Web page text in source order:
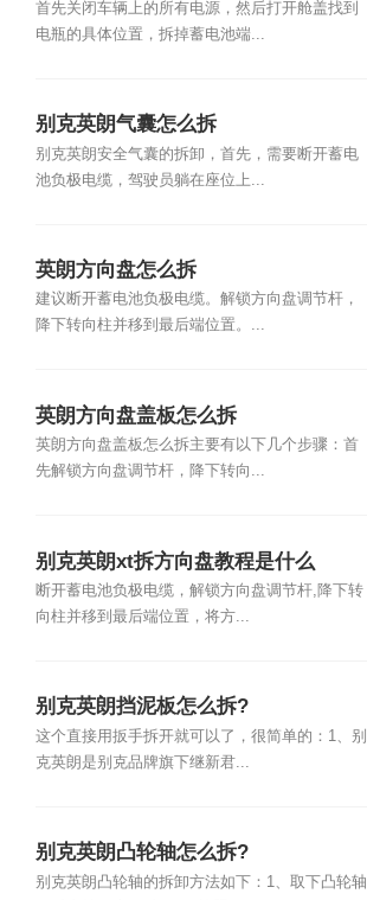
首先关闭车辆上的所有电源，然后打开舱盖找到
电瓶的具体位置，拆掉蓄电池端...
别克英朗气囊怎么拆
别克英朗安全气囊的拆卸，首先，需要断开蓄电
池负极电缆，驾驶员躺在座位上...
英朗方向盘怎么拆
建议断开蓄电池负极电缆。解锁方向盘调节杆，
降下转向柱并移到最后端位置。...
英朗方向盘盖板怎么拆
英朗方向盘盖板怎么拆主要有以下几个步骤：首
先解锁方向盘调节杆，降下转向...
别克英朗xt拆方向盘教程是什么
断开蓄电池负极电缆，解锁方向盘调节杆,降下转
向柱并移到最后端位置，将方...
别克英朗挡泥板怎么拆?
这个直接用扳手拆开就可以了，很简单的：1、别
克英朗是别克品牌旗下继新君...
别克英朗凸轮轴怎么拆?
别克英朗凸轮轴的拆卸方法如下：1、取下凸轮轴